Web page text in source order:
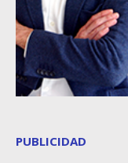
PUBLICIDAD